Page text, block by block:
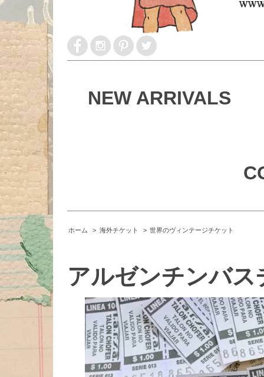
NEW ARRIVALS
ホーム > 海外チケット > 世界のヴィンテージチケット
アルゼンチンバ